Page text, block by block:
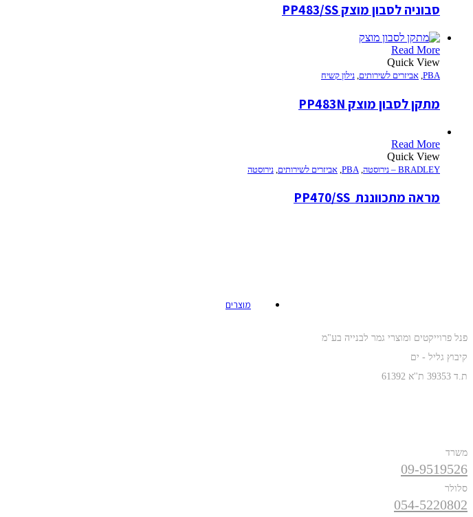
מוצרים
סבוניה לסבון מוצק PP483/SS
Read More
Quick View
PBA
, אביזרים לשירותים, נילון קשיח
מתקן לסבון מוצק PP483N
Read More
Quick View
BRADLEY – נירוסטה PBA אביזרים לשירותים נירוסטה
מראה מתכווננת  PP470/SS
פנל פרוייקטים ומוצרי גמר לבנייה בע"מ
קיבוץ גליל - ים
ת.ד 39353 ת''א 61392
משרד
09-9519526
סלולר
054-5220802